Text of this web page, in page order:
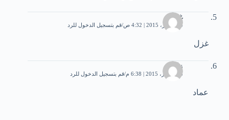
غزل
24 أكتوبر، 2015 | 4:32 ص قم بتسجيل الدخول للرد
غزل
زائر
5 ديسمبر، 2015 | 6:38 م قم بتسجيل الدخول للرد
عماد